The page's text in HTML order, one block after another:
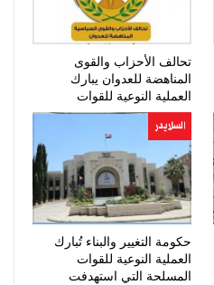
تحالف الأحزاب والقوى
المناهضة للعدوان يبارك
العملية النوعية للقوات
المسلحة
السلايدر
حكومة التغيير والبناء تُبارك
العملية النوعية للقوات
المسلحة التي استهدفت